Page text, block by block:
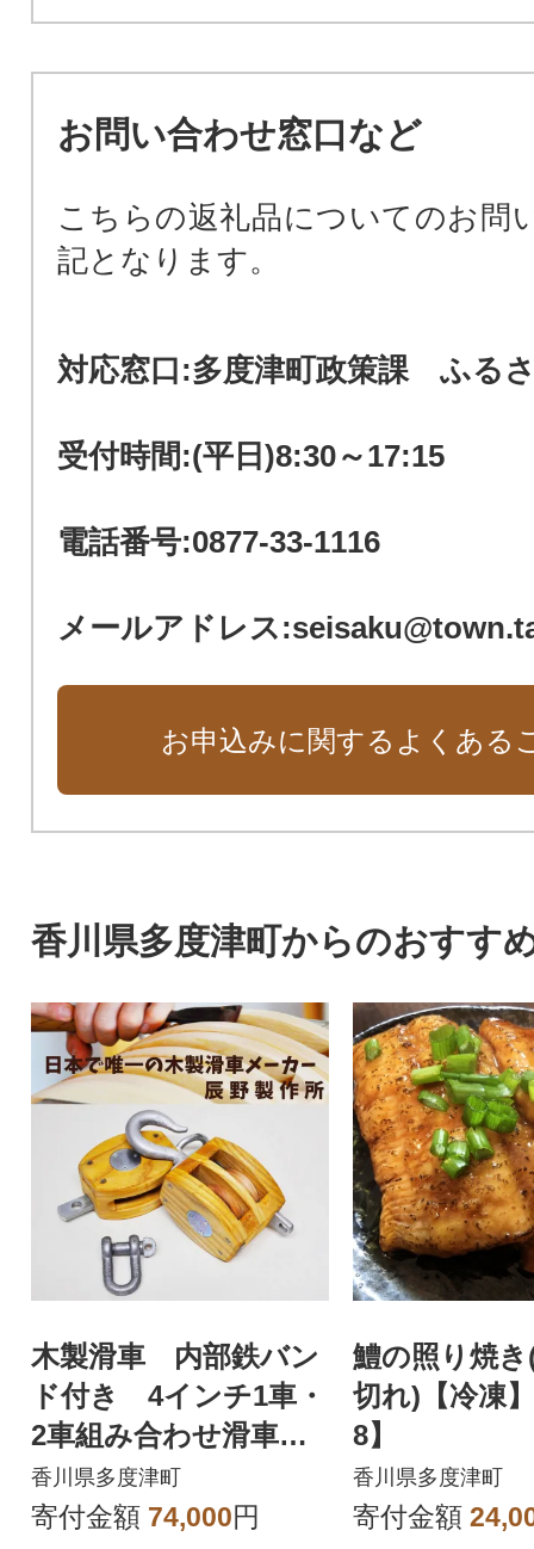
お問い合わせ窓口など
こちらの返礼品についてのお問
記となります。
対応窓口:多度津町政策課 ふる
受付時間:(平日)8:30～17:15
電話番号:0877-33-1116
メールアドレス
お申込みに関するよくある
香川県多度津町からのおすす
木製滑車 内部鉄バン
ド付き 4インチ1車・
2車組み合わせ滑車【E
-8】
香川県多度津町
寄付金額 74,000円
鱧の照り焼
切れ)【冷凍
8】
香川県多度津町
寄付金額